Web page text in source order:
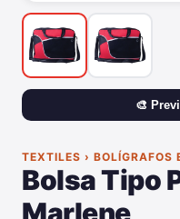
🎨
TEXTILES › BOLÍGRAFOS
Bolsa Tipo